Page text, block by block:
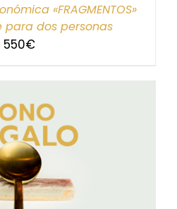
«FRAGMENTOS»
dos personas
550€